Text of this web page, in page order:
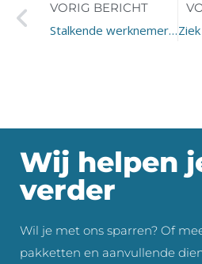
VORIG BERICHT
Stalkende werknemer ontslagen
Wij helpen
verder
Wil je met ons sparren? Of
pakketten en aanvullende